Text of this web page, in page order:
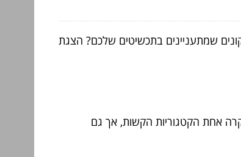
שמתעניינים בתכשיטים שלכם? הצגת
אחת הקטגוריות הקשות, אך גם